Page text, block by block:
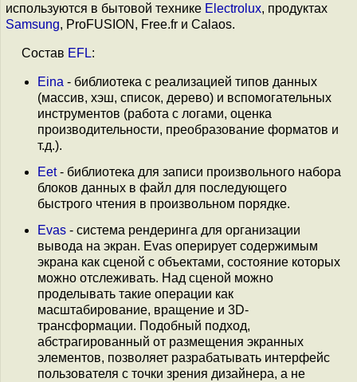
используются в бытовой технике Electrolux, продуктах
Samsung, ProFUSION, Free.fr и Calaos.
Состав EFL:
Eina - библиотека с реализацией типов данных
(массив, хэш, список, дерево) и вспомогательных
инструментов (работа с логами, оценка
производительности, преобразование форматов и
т.д.).
Eet- библиотека для записи произвольного набора
блоков данных в файл для последующего
быстрого чтения в произвольном порядке.
Evas - система рендеринга для организации
вывода на экран. Evas оперирует содержимым
экрана как сценой с объектами, состояние которых
можно отслеживать. Над сценой можно
проделывать такие операции как
масштабирование, вращение и 3D-
трансформации. Подобный подход,
абстрагированный от размещения экранных
элементов, позволяет разрабатывать интерфейс
пользователя с точки зрения дизайнера, а не